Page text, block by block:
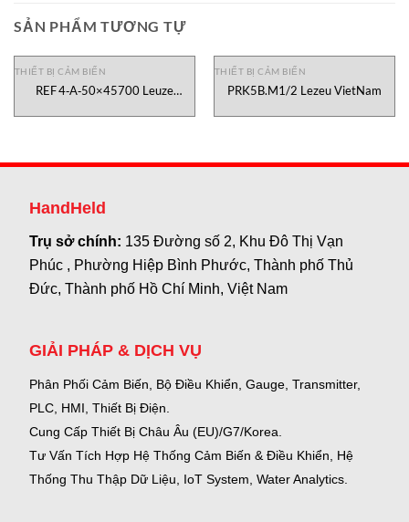
SẢN PHẨM TƯƠNG TỰ
THIẾT BỊ CẢM BIẾN
REF 4‑A‑50×45700 Leuze
THIẾT BỊ CẢM BIẾN
PRK5B.M1/2 Lezeu VietNam
HandHeld
Trụ sở chính: 135 Đường số 2, Khu Đô Thị Vạn
Phúc , Phường Hiệp Bình Phước, Thành phố Thủ
Đức, Thành phố Hồ Chí Minh, Việt Nam
GIẢI PHÁP & DỊCH VỤ
Phân Phối Cảm Biến, Bộ Điều Khiển, Gauge, Transmitter,
PLC, HMI, Thiết Bị Điện.
Cung Cấp Thiết Bị Châu Âu (EU)/G7/Korea.
Tư Vấn Tích Hợp Hệ Thống Cảm Biến & Điều Khiển, Hệ
Thống Thu Thập Dữ Liệu, IoT System, Water Analytics.